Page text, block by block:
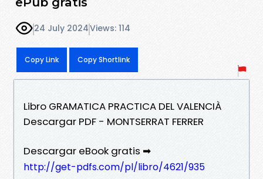
24 July 2024Views: 114
Copy Link Copy Shortlink
Libro GRAMATICA PRACTICA DEL VALENCIÀ
Descargar PDF - MONTSERRAT FERRER
Descargar eBook gratis ➡
http://get-pdfs.com/pl/libro/4621/935